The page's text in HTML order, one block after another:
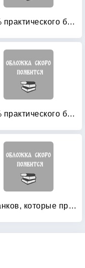
100% практического бюджетирования: Книга 4: Финансовая структура компании
100% практического бюджетирования: Книга 7: Бюджетный комитет компании
13 банков, которые правят миром